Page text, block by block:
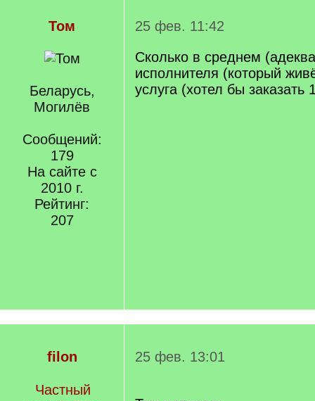
Том
Беларусь,
Могилёв
Сообщений:
179
На сайте с
2010 г.
Рейтинг:
207
25 фев. 11:42
Сколько в среднем
исполнителя (который
услуга (хотел бы заказать
filon
Частный
25 фев. 13:01